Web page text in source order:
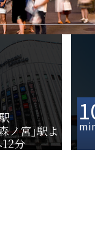
ノ宮｣駅よ
分